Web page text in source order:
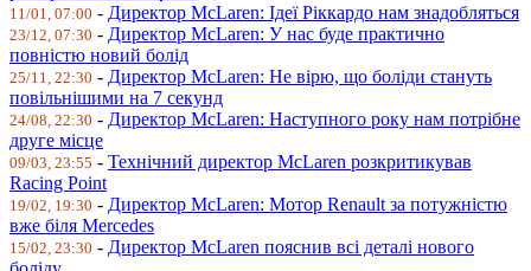
11/01, 07:00 - Директор McLaren: Ідеї Ріккардо нам знадобляться
23/12, 07:30 - Директор McLaren: У нас буде практично
повністю новий болід
25/11, 22:30 - Директор McLaren: Не вірю, що боліди стануть
повільнішими на 7 секунд
24/08, 22:30 - Директор McLaren: Наступного року нам потрібне
друге місце
09/03, 23:55 - Технічний директор McLaren розкритикував
Racing Point
19/02, 19:30 - Директор McLaren: Мотор Renault за потужністю
вже біля Mercedes
15/02, 23:30 - Директор McLaren пояснив всі деталі нового